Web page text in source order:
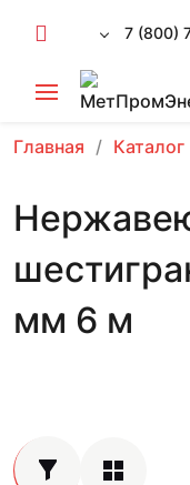
7 (800)
Главная Каталог
мм 6 м